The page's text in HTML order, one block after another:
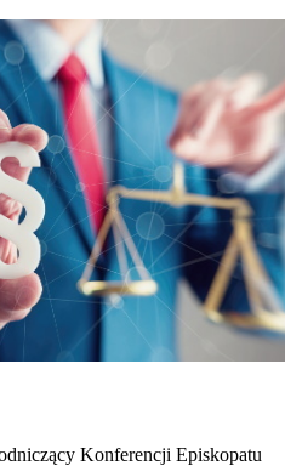
Konferencji Episkopatu